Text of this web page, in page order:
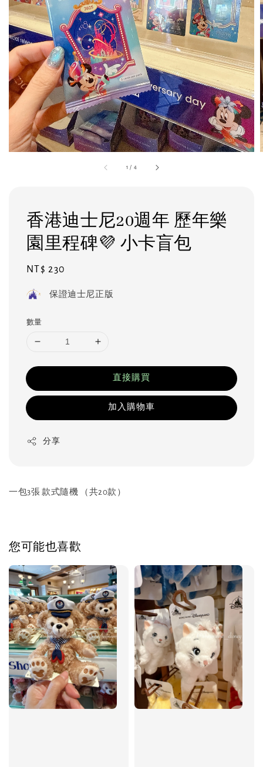
1 / 4
香港迪士尼20週年 歷年樂
園里程碑💜 小卡盲包
Regular
NT$ 230
保證迪士尼正版
數量
直接購買
加入購物車
分享
一包3張 款式隨機 （共20款）
您可能也喜歡